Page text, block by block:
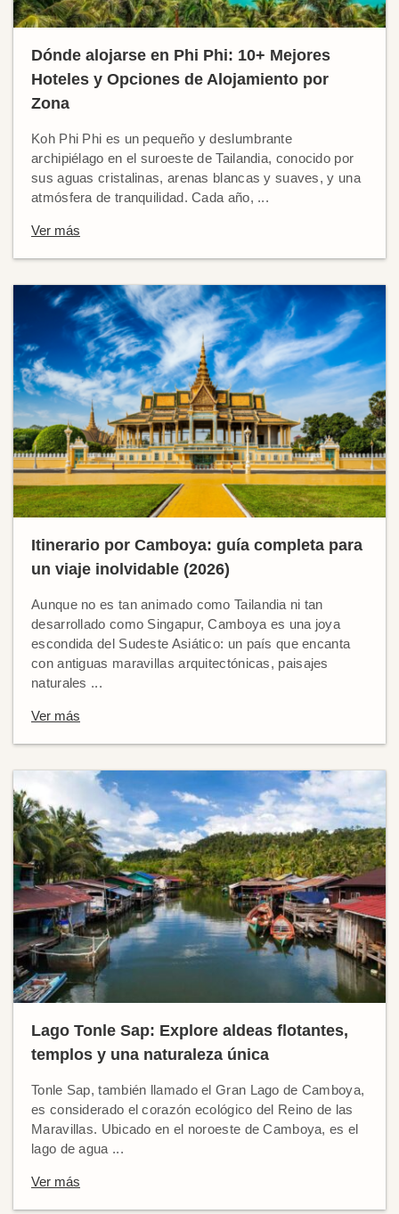
Dónde alojarse en Phi Phi: 10+ Mejores
Hoteles y Opciones de Alojamiento por
Zona
Koh Phi Phi es un pequeño y deslumbrante
archipiélago en el suroeste de Tailandia, conocido por
sus aguas cristalinas, arenas blancas y suaves, y una
atmósfera de tranquilidad. Cada año, ...
Ver más
Itinerario por Camboya: guía completa para
un viaje inolvidable (2026)
Aunque no es tan animado como Tailandia ni tan
desarrollado como Singapur, Camboya es una joya
escondida del Sudeste Asiático: un país que encanta
con antiguas maravillas arquitectónicas, paisajes
naturales ...
Ver más
Lago Tonle Sap: Explore aldeas flotantes,
templos y una naturaleza única
Tonle Sap, también llamado el Gran Lago de Camboya,
es considerado el corazón ecológico del Reino de las
Maravillas. Ubicado en el noroeste de Camboya, es el
lago de agua ...
Ver más